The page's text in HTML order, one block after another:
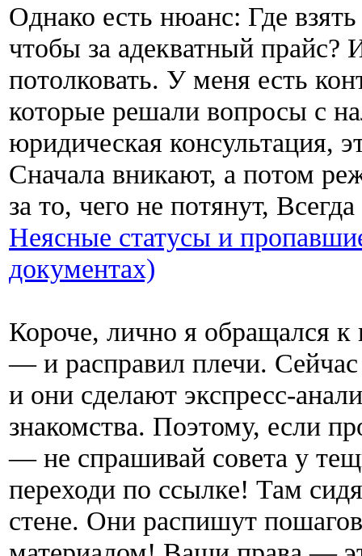
Однако есть нюанс: Где
чтобы за адекватный
потолковать. У меня есть
которые решали вопросы с
юридическая консультация,
Сначала вникают, а потом
за то, чего не потянут,
Неясные статусы и
документах)
Короче, лично я обращался
— и расправил плечи.
и они сделают экспресс-
знакомства. Поэтому, если
— не спрашивай совета у
переходи по ссылке! Там
стене. Они распишут